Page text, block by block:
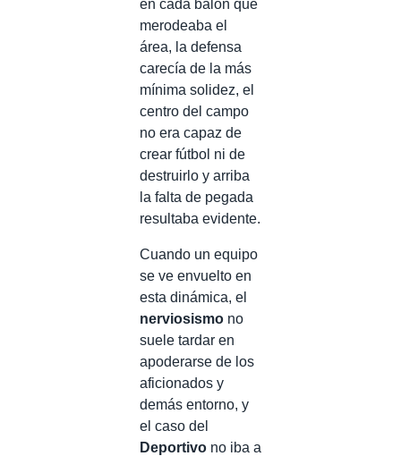
en cada balón que
merodeaba el
área, la defensa
carecía de la más
mínima solidez, el
centro del campo
no era capaz de
crear fútbol ni de
destruirlo y arriba
la falta de pegada
resultaba evidente.
Cuando un equipo
se ve envuelto en
esta dinámica, el
nerviosismo no
suele tardar en
apoderarse de los
aficionados y
demás entorno, y
el caso del
Deportivo no iba a